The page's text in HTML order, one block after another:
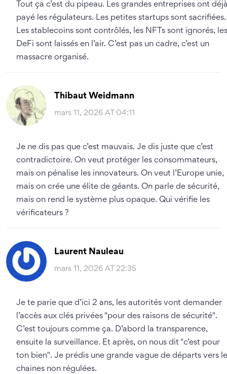
Tout ça c’est du pipeau. Les grandes entreprises ont
payé les régulateurs. Les petites startups sont sacrifiées.
Les stablecoins sont contrôlés, les NFTs sont ignorés, les
DeFi sont laissés en l’air. C’est pas un cadre, c’est un
massacre organisé.
Thibaut Weidmann
mars 11, 2026 AT 04:11
Je ne dis pas que c’est mauvais. Je dis juste que c’est
contradictoire. On veut protéger les consommateurs,
mais on pénalise les innovateurs. On veut l’Europe unie,
mais on crée une élite de géants. On parle de sécurité,
mais on rend le système plus opaque. Qui vérifie les
vérificateurs ?
Laurent Nauleau
mars 11, 2026 AT 22:35
Je te parie que d’ici 2 ans, les autorités vont demander
l’accès aux clés privées "pour des raisons de sécurité".
C’est toujours comme ça. D’abord la transparence,
ensuite la surveillance. Et après, on nous dit "c’est pour
ton bien". Je prédis une grande vague de départs vers
chaines non régulées.